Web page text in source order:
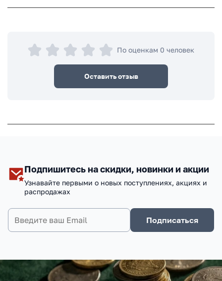
По оценкам 0 человек
Оставить отзыв
Подпишитесь на скидки, новинки и акции
Узнавайте первыми о новых поступлениях, акциях и
распродажах
Подписаться